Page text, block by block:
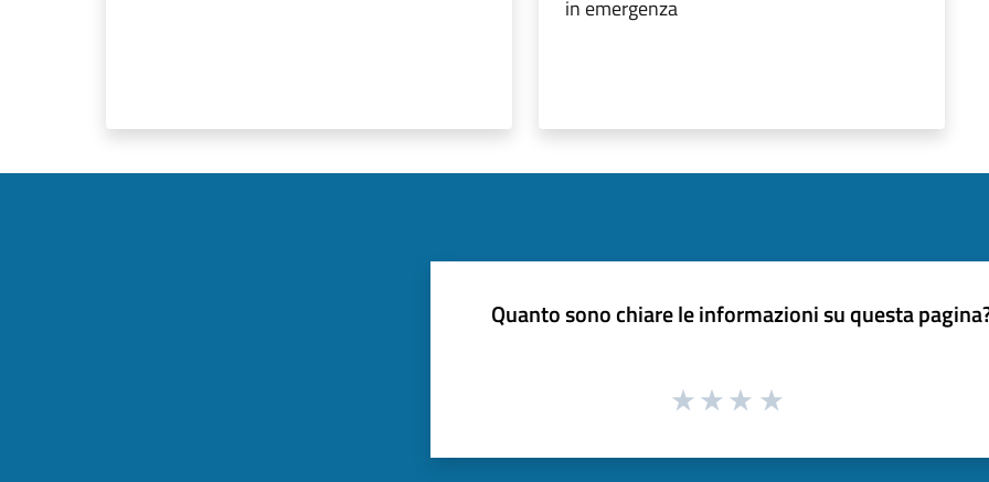
in emergenza
Quanto sono chiare le informazioni su questa